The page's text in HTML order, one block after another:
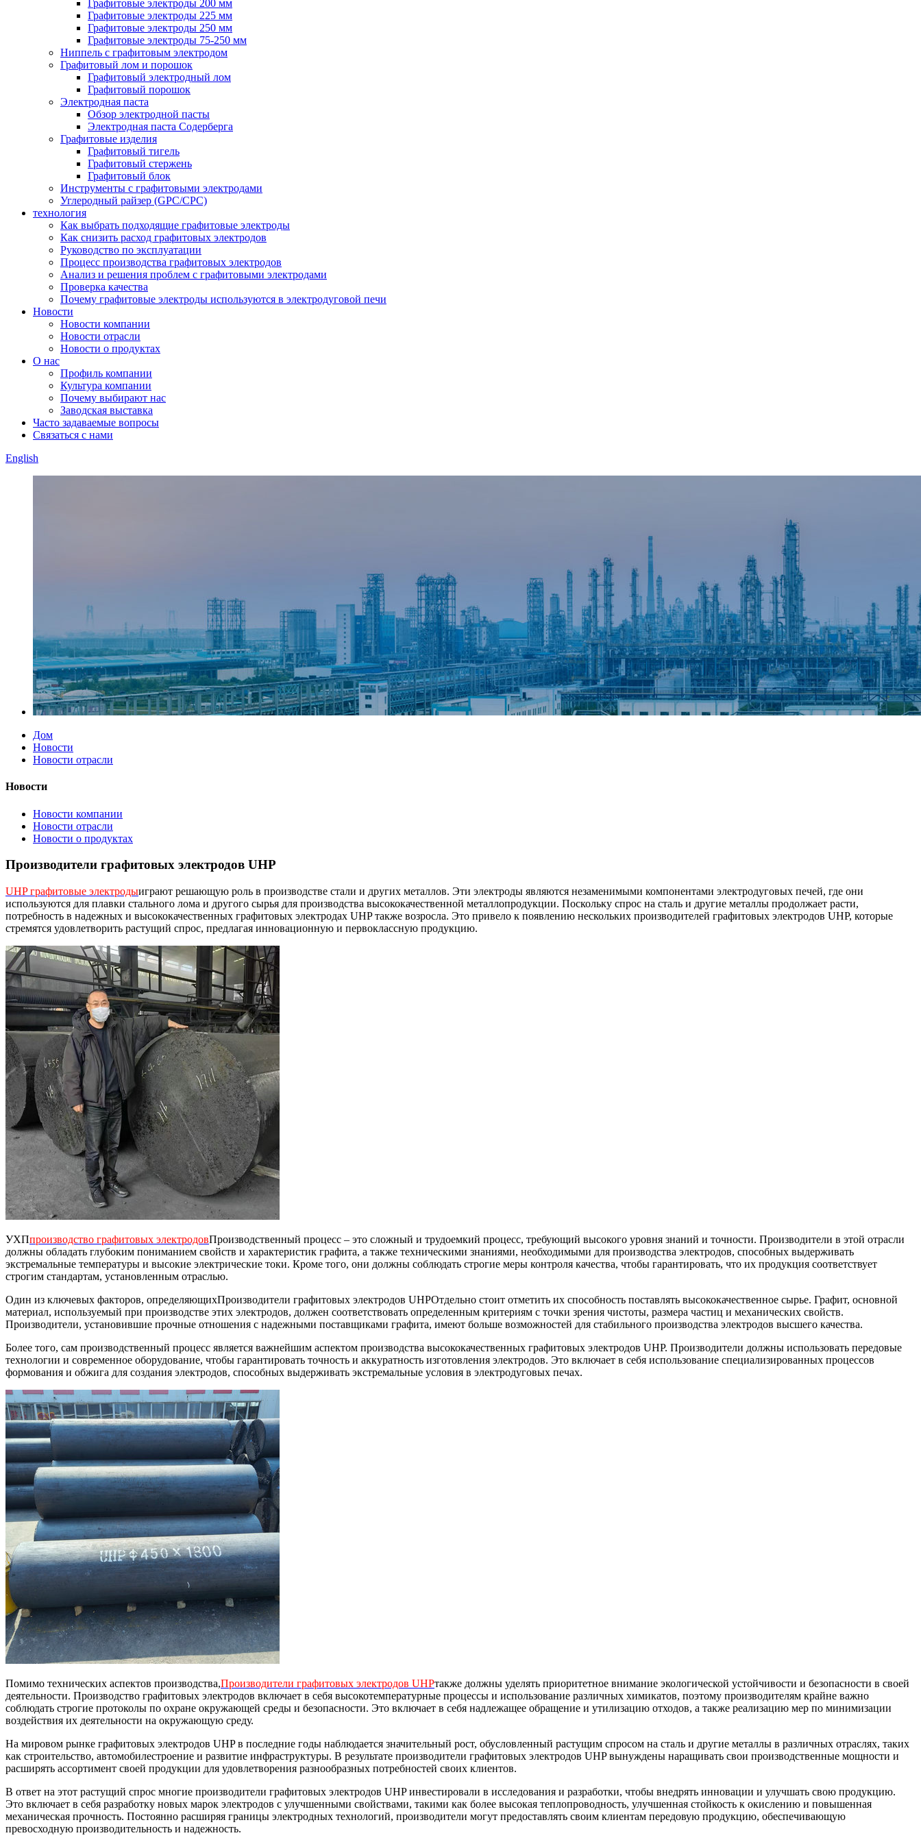
Графитовые электроды 200 мм
Графитовые электроды 225 мм
Графитовые электроды 250 мм
Графитовые электроды 75-250 мм
Ниппель с графитовым электродом
Графитовый лом и порошок
Графитовый электродный лом
Графитовый порошок
Электродная паста
Обзор электродной пасты
Электродная паста Содерберга
Графитовые изделия
Графитовый тигель
Графитовый стержень
Графитовый блок
Инструменты с графитовыми электродами
Углеродный райзер (GPC/CPC)
технология
Как выбрать подходящие графитовые электроды
Как снизить расход графитовых электродов
Руководство по эксплуатации
Процесс производства графитовых электродов
Анализ и решения проблем с графитовыми электродами
Проверка качества
Почему графитовые электроды используются в электродуговой печи
Новости
Новости компании
Новости отрасли
Новости о продуктах
О нас
Профиль компании
Культура компании
Почему выбирают нас
Заводская выставка
Часто задаваемые вопросы
Связаться с нами
English
Дом
Новости
Новости отрасли
Новости
Новости компании
Новости отрасли
Новости о продуктах
Производители графитовых электродов UHP
UHP графитовые электродыиграют решающую роль в производстве стали и других металлов. Эти электроды являются незаменимыми компонентами электродуговых печей, где они
используются для плавки стального лома и другого сырья для производства высококачественной металлопродукции. Поскольку спрос на сталь и другие металлы продолжает расти,
потребность в надежных и высококачественных графитовых электродах UHP также возросла. Это привело к появлению нескольких производителей графитовых электродов UHP, которые
стремятся удовлетворить растущий спрос, предлагая инновационную и первоклассную продукцию.
УХПпроизводство графитовых электродовПроизводственный процесс – это сложный и трудоемкий процесс, требующий высокого уровня знаний и точности. Производители в этой отрасли
должны обладать глубоким пониманием свойств и характеристик графита, а также техническими знаниями, необходимыми для производства электродов, способных выдерживать
экстремальные температуры и высокие электрические токи. Кроме того, они должны соблюдать строгие меры контроля качества, чтобы гарантировать, что их продукция соответствует
строгим стандартам, установленным отраслью.
Один из ключевых факторов, определяющихПроизводители графитовых электродов UHPОтдельно стоит отметить их способность поставлять высококачественное сырье. Графит, основной
материал, используемый при производстве этих электродов, должен соответствовать определенным критериям с точки зрения чистоты, размера частиц и механических свойств.
Производители, установившие прочные отношения с надежными поставщиками графита, имеют больше возможностей для стабильного производства электродов высшего качества.
Более того, сам производственный процесс является важнейшим аспектом производства высококачественных графитовых электродов UHP. Производители должны использовать передовые
технологии и современное оборудование, чтобы гарантировать точность и аккуратность изготовления электродов. Это включает в себя использование специализированных процессов
формования и обжига для создания электродов, способных выдерживать экстремальные условия в электродуговых печах.
Помимо технических аспектов производства,Производители графитовых электродов UHPтакже должны уделять приоритетное внимание экологической устойчивости и безопасности в своей
деятельности. Производство графитовых электродов включает в себя высокотемпературные процессы и использование различных химикатов, поэтому производителям крайне важно
соблюдать строгие протоколы по охране окружающей среды и безопасности. Это включает в себя надлежащее обращение и утилизацию отходов, а также реализацию мер по минимизации
воздействия их деятельности на окружающую среду.
На мировом рынке графитовых электродов UHP в последние годы наблюдается значительный рост, обусловленный растущим спросом на сталь и другие металлы в различных отраслях, таких
как строительство, автомобилестроение и развитие инфраструктуры. В результате производители графитовых электродов UHP вынуждены наращивать свои производственные мощности и
расширять ассортимент своей продукции для удовлетворения разнообразных потребностей своих клиентов.
В ответ на этот растущий спрос многие производители графитовых электродов UHP инвестировали в исследования и разработки, чтобы внедрять инновации и улучшать свою продукцию.
Это включает в себя разработку новых марок электродов с улучшенными свойствами, такими как более высокая теплопроводность, улучшенная стойкость к окислению и повышенная
механическая прочность. Постоянно расширяя границы электродных технологий, производители могут предоставлять своим клиентам передовую продукцию, обеспечивающую
превосходную производительность и надежность.